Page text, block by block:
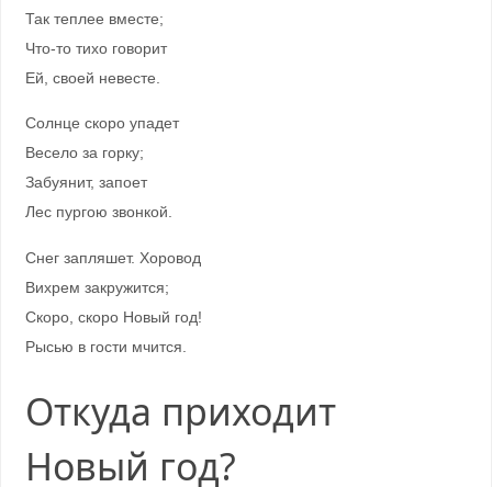
Так теплее вместе;
Что-то тихо говорит
Ей, своей невесте.
Солнце скоро упадет
Весело за горку;
Забуянит, запоет
Лес пургою звонкой.
Снег запляшет. Хоровод
Вихрем закружится;
Скоро, скоро Новый год!
Рысью в гости мчится.
Откуда приходит
Новый год?